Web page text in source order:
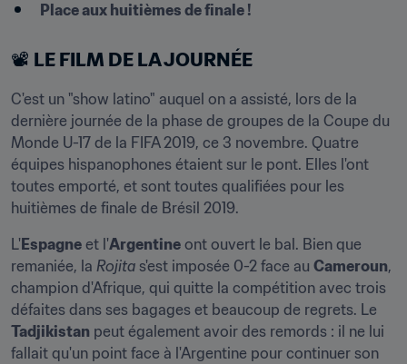
Place aux huitièmes de finale !
📽 LE FILM DE LA JOURNÉE
C'est un "show latino" auquel on a assisté, lors de la
dernière journée de la phase de groupes de la Coupe du
Monde U-17 de la FIFA 2019, ce 3 novembre. Quatre
équipes hispanophones étaient sur le pont. Elles l'ont
toutes emporté, et sont toutes qualifiées pour les
huitièmes de finale de Brésil 2019.
L' Espagne et l'Argentine ont ouvert le bal. Bien que
remaniée, la Rojita s'est imposée 0-2 face au Cameroun,
champion d'Afrique, qui quitte la compétition avec trois
Tadjikistan peut également avoir des remords : il ne lui
fallait qu'un point face à l'Argentine pour continuer son